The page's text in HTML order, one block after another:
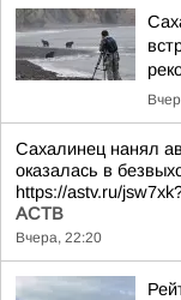
Сахалинец нанял
оказалась в
https://astv.ru/
АСТВ
Вчера, 22:20